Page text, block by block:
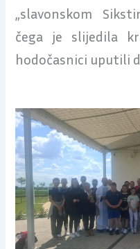
„slavonskom
čega je slijedila
hodočasnici uputili